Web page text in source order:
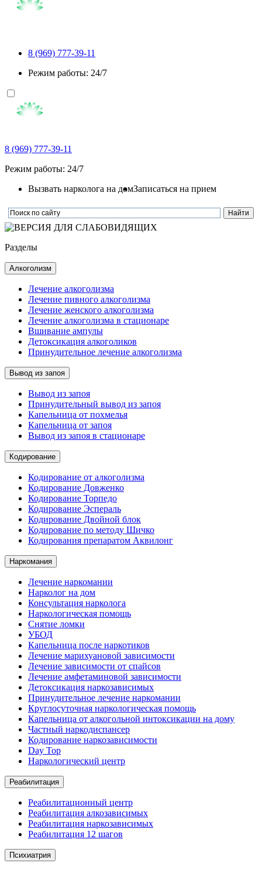
8 (969) 777-39-11
Режим работы: 24/7
8 (969) 777-39-11
Режим работы: 24/7
Вызвать нарколога на домЗаписаться на прием
Разделы
Алкоголизм
Лечение алкоголизма
Лечение пивного алкоголизма
Лечение женского алкоголизма
Лечение алкоголизма в стационаре
Вшивание ампулы
Детоксикация алкоголиков
Принудительное лечение алкоголизма
Вывод из запоя
Вывод из запоя
Принудительный вывод из запоя
Капельница от похмелья
Капельница от запоя
Вывод из запоя в стационаре
Кодирование
Кодирование от алкоголизма
Кодирование Довженко
Кодирование Торпедо
Кодирование Эспераль
Кодирование Двойной блок
Кодирование по методу Шичко
Кодирования препаратом Аквилонг
Наркомания
Лечение наркомании
Нарколог на дом
Консультация нарколога
Наркологическая помощь
Снятие ломки
УБОД
Капельница после наркотиков
Лечение марихуановой зависимости
Лечение зависимости от спайсов
Лечение амфетаминовой зависимости
Детоксикация наркозависимых
Принудительное лечение наркомании
Круглосуточная наркологическая помощь
Капельница от алкогольной интоксикации на дому
Частный наркодиспансер
Кодирование наркозависимости
Day Top
Наркологический центр
Реабилитация
Реабилитационный центр
Реабилитация алкозависимых
Реабилитация наркозависимых
Реабилитация 12 шагов
Психиатрия